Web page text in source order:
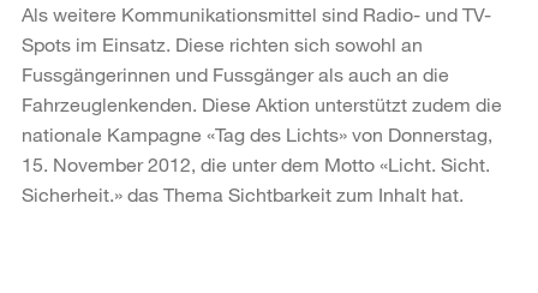
Als weitere Kommunikationsmittel sind Radio- und TV-
Spots im Einsatz. Diese richten sich sowohl an
Fussgängerinnen und Fussgänger als auch an die
Fahrzeuglenkenden. Diese Aktion unterstützt zudem die
nationale Kampagne «Tag des Lichts» von Donnerstag,
15. November 2012, die unter dem Motto «Licht. Sicht.
Sicherheit.» das Thema Sichtbarkeit zum Inhalt hat.